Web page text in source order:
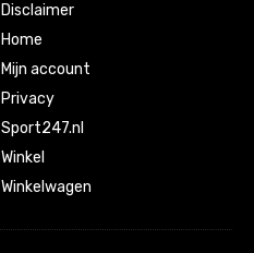
Disclaimer
Home
Mijn account
Privacy
Sport247.nl
Winkel
Winkelwagen